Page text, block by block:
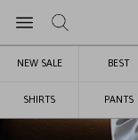
NEW SALE BEST
SHIRTS PANTS